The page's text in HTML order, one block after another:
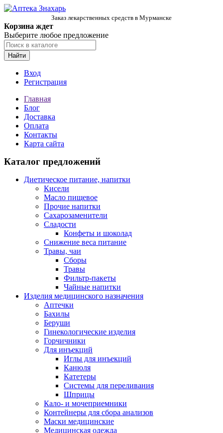
Заказ лекарственных средств в Мурманске
Корзина ждет
Выберите любое предложение
Найти
Вход
Регистрация
Главная
Блог
Доставка
Оплата
Контакты
Карта сайта
Каталог предложений
Диетическое питание, напитки
Кисели
Масло пищевое
Прочие напитки
Сахарозаменители
Сладости
Конфеты и шоколад
Снижение веса питание
Травы, чаи
Сборы
Травы
Фильтр-пакеты
Чайные напитки
Изделия медицинского назначения
Аптечки
Бахилы
Беруши
Гинекологические изделия
Горчичники
Для инъекций
Иглы для инъекций
Канюля
Катетеры
Системы для переливания
Шприцы
Кало- и мочеприемники
Контейнеры для сбора анализов
Маски медицинские
Медицинская одежда